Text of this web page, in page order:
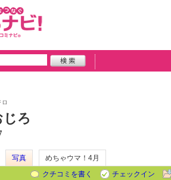
ろ
写真
めちゃウマ！4月
クチコミを書く
チェックイン